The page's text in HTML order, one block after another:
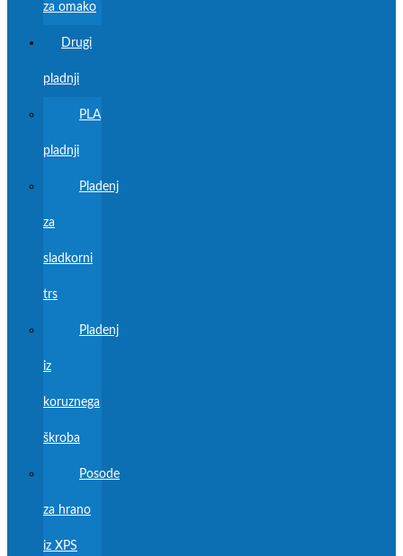
za omako
Drugi
pladnji
PLA
pladnji
Pladenj
za
sladkorni
trs
Pladenj
iz
koruznega
škroba
Posode
za hrano
iz XPS